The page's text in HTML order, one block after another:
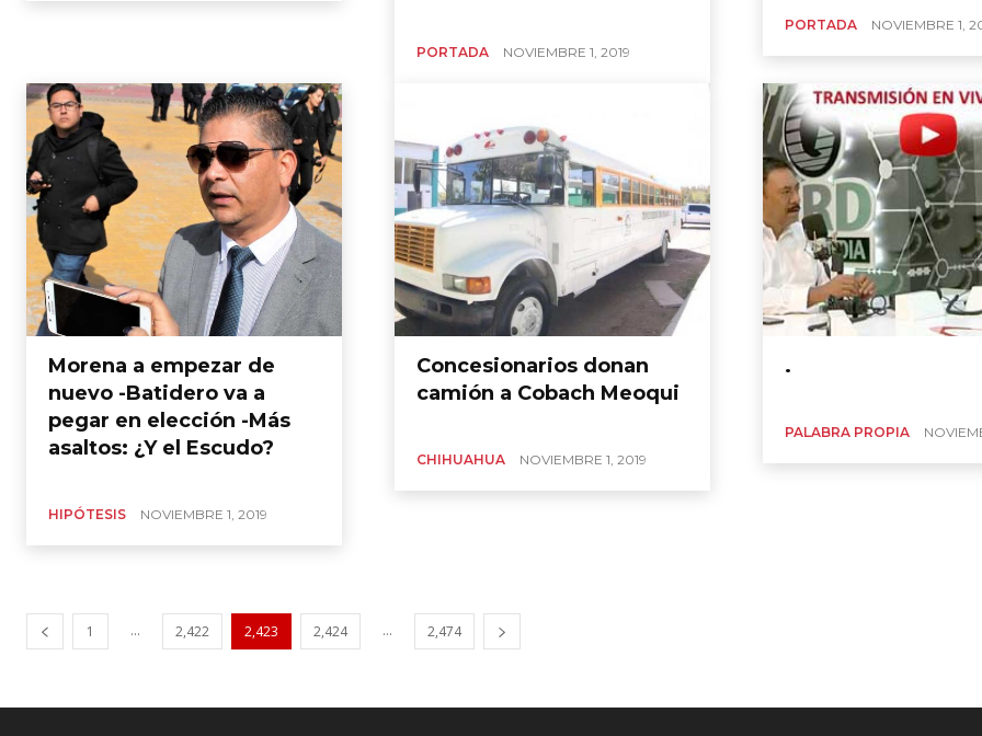
PORTADA NOVIEMBRE 1, 2019
PORTADA NOVIEMBRE 1,
Morena a empezar de
nuevo -Batidero va a
pegar en elección -Más
asaltos: ¿Y el Escudo?
HIPÓTESIS NOVIEMBRE 1, 2019
Concesionarios donan
camión a Cobach Meoqui
CHIHUAHUA NOVIEMBRE 1, 2019
.
PALABRA PROPIA
1 ... 2,422 2,423 2,424 ... 2,474